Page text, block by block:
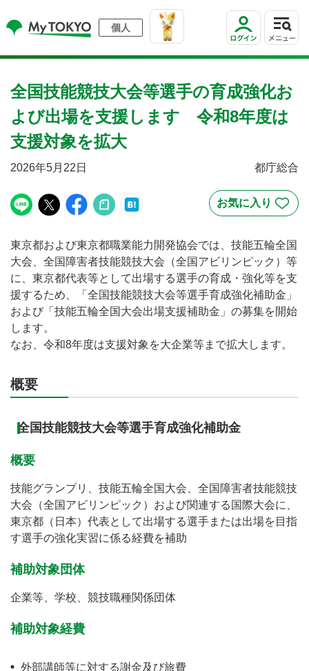
個人
全国技能競技大会等選手の育成強化お
よび出場を支援します 令和8年度は
支援対象を拡大
2026年5月22日 都庁総合
東京都および東京都職業能力開発協会では、技能五輪全国
大会、全国障害者技能競技大会（全国アビリンピック）等
に、東京都代表等として出場する選手の育成・強化等を支
援するため、「全国技能競技大会等選手育成強化補助金」
および「技能五輪全国大会出場支援補助金」の募集を開始
します。
なお、令和8年度は支援対象を大企業等まで拡大します。
概要
全国技能競技大会等選手育成強化補助金
概要
技能グランプリ、技能五輪全国大会、全国障害者技能競技
大会（全国アビリンピック）および関連する国際大会に、
東京都（日本）代表として出場する選手または出場を目指
す選手の強化実習に係る経費を補助
補助対象団体
企業等、学校、競技職種関係団体
補助対象経費
外部講師等に対する謝金及び旅費